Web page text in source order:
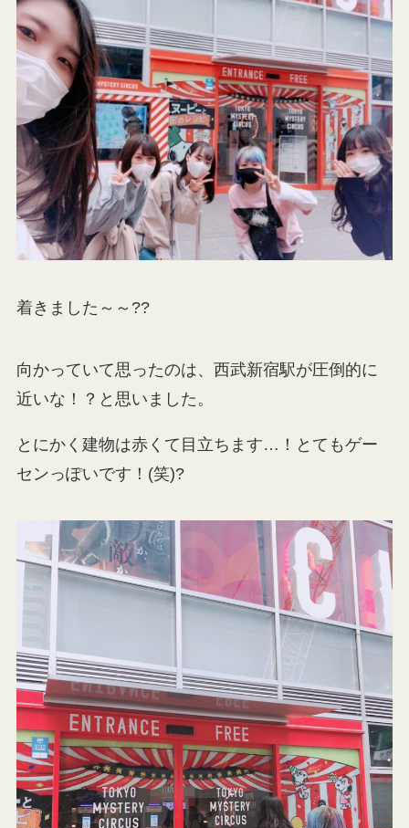
着きました～～??
向かっていて思ったのは、西武新宿駅が圧倒的に
近いな！？と思いました。
とにかく建物は赤くて目立ちます…！とてもゲー
センっぽいです！(笑)?